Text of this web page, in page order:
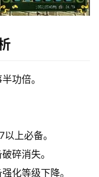
功倍。
上必备。
碎消失。
化等级下降。